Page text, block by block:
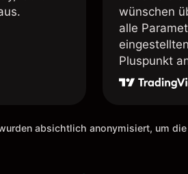
wünschen
alle
Pluspunkt
absichtlich anonymisiert, um